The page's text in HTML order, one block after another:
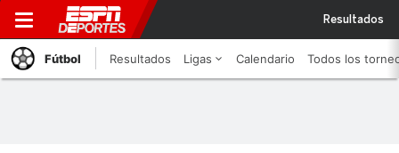
Resultados
Fútbol Resultados Ligas Calendario Todos los